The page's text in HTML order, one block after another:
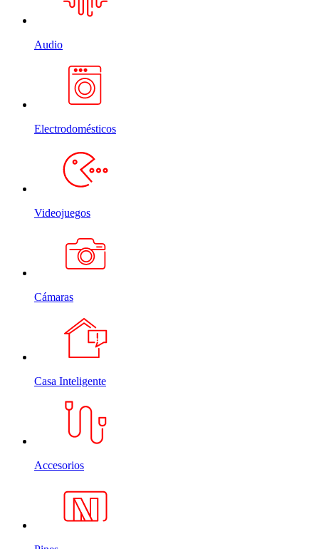
Audio
Electrodomésticos
Videojuegos
Cámaras
Casa Inteligente
Accesorios